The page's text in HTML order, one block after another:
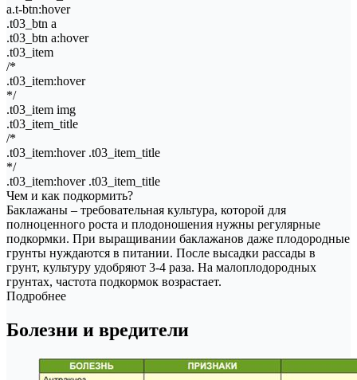
a.t-btn:hover
.t03_btn a
.t03_btn a:hover
.t03_item
/*
.t03_item:hover
*/
.t03_item img
.t03_item_title
/*
.t03_item:hover .t03_item_title
*/
.t03_item:hover .t03_item_title
Чем и как подкормить?
Баклажаны – требовательная культура, которой для
полноценного роста и плодоношения нужны регулярные
подкормки. При выращивании баклажанов даже плодородные
грунты нуждаются в питании. После высадки рассады в
грунт, культуру удобряют 3-4 раза. На малоплодородных
грунтах, частота подкормок возрастает.
Подробнее
Болезни и вредители